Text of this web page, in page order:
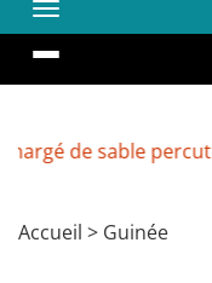
percute
Accueil > Guinée